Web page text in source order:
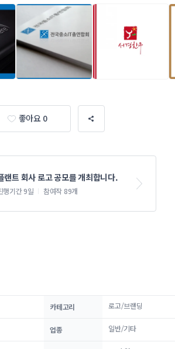
좋아요 0
랜트 회사 로고 공모를 개최합니다.
행기간 9일 참여작 89개
카테고리 로고/브랜딩
업종 일반/기타